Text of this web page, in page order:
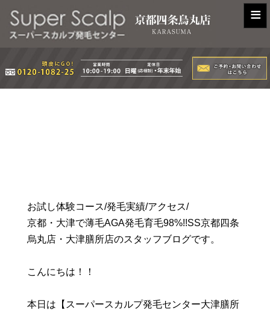
≡
お試し体験コース/発毛実績/アクセス/
京都・大津で薄毛AGA発毛育毛98%!!SS京都四条
烏丸店・大津膳所店のスタッフブログです。
こんにちは！！
本日は【スーパースカルプ発毛センター大津膳所